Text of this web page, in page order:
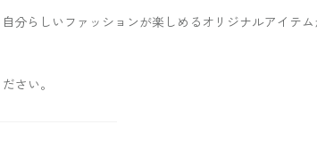
分らしいファッションが楽しめるオリジナルアイテム
さい。